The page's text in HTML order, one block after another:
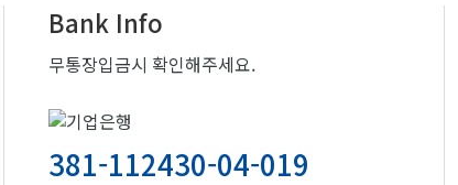
Bank Info
무통장입금시 확인해주세요.
381-112430-04-019